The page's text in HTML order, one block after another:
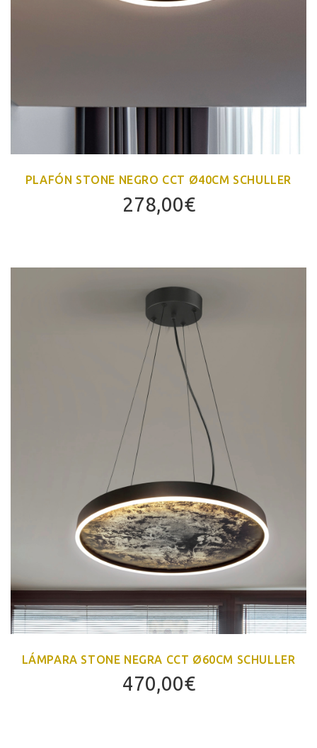
PLAFÓN STONE NEGRO CCT Ø40CM SCHULLER
278,00€
LÁMPARA STONE NEGRA CCT Ø60CM SCHULLER
470,00€